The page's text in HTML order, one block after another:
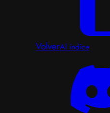
VolverAl índice